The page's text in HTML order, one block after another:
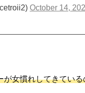
October 14,
が女慣れしてきてい